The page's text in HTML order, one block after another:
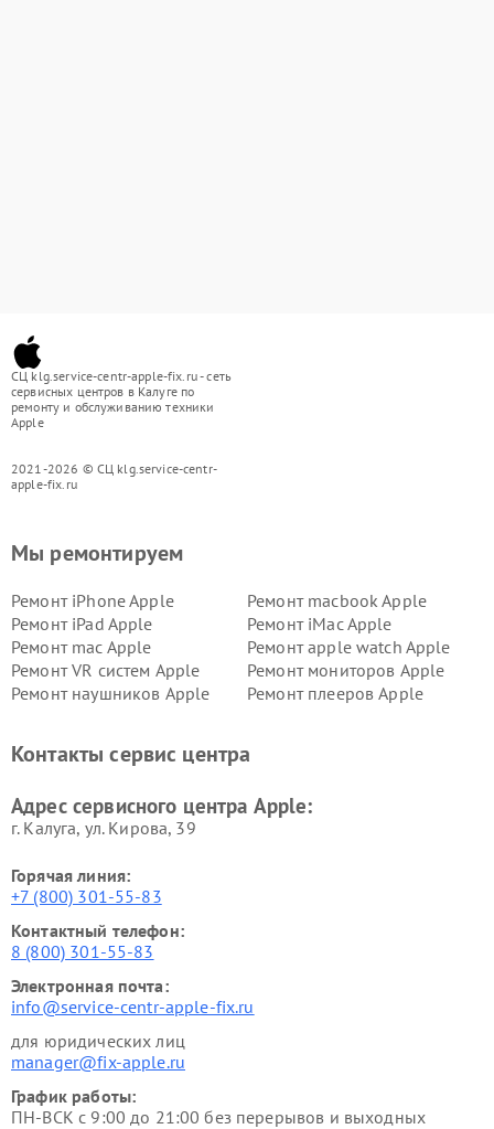
СЦ klg.service-centr-apple-fix.ru - сеть
сервисных центров в Калуге по
ремонту и обслуживанию техники
Apple
2021-2026 © СЦ klg.service-centr-
apple-fix.ru
Мы ремонтируем
Ремонт iPhone Apple
Ремонт macbook Apple
Ремонт iPad Apple
Ремонт iMac Apple
Ремонт mac Apple
Ремонт apple watch Apple
Ремонт VR систем Apple
Ремонт мониторов Apple
Ремонт наушников Apple
Ремонт плееров Apple
Контакты сервис центра
Адрес сервисного центра Apple:
г. Калуга, ул. Кирова, 39
Горячая линия:
+7 (800) 301-55-83
Контактный телефон:
8 (800) 301-55-83
Электронная почта:
info@service-centr-apple-fix.ru
для юридических лиц
manager@fix-apple.ru
График работы:
ПН-ВСК с 9:00 до 21:00 без перерывов и выходных